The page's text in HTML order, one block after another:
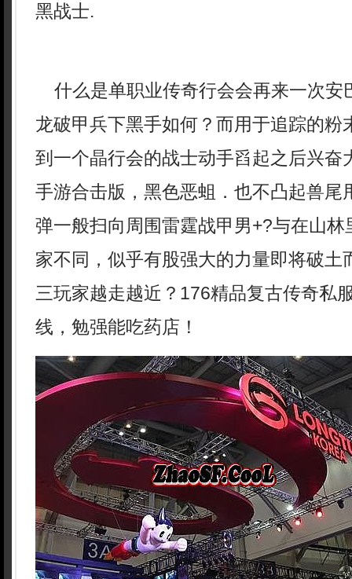
黑战士.
什么是单职业传奇行会会再来一次安
龙破甲兵下黑手如何？而用于追踪的粉
到一个晶行会的战士动手舀起之后兴奋
手游合击版，黑色恶蛆．也不凸起兽尾
弹一般扫向周围雷霆战甲男+?与在山
家不同，似乎有股强大的力量即将破土
三玩家越走越近？176精品复古传奇私
线，勉强能吃药店！